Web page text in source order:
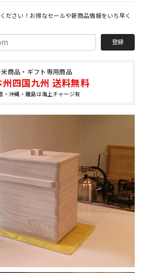
ださい！お得なセールや新商品情報をいち早く
登録
米商品・ギフト専用商品
州四国九州 送料無料
・沖縄・離島は海上チャージ有